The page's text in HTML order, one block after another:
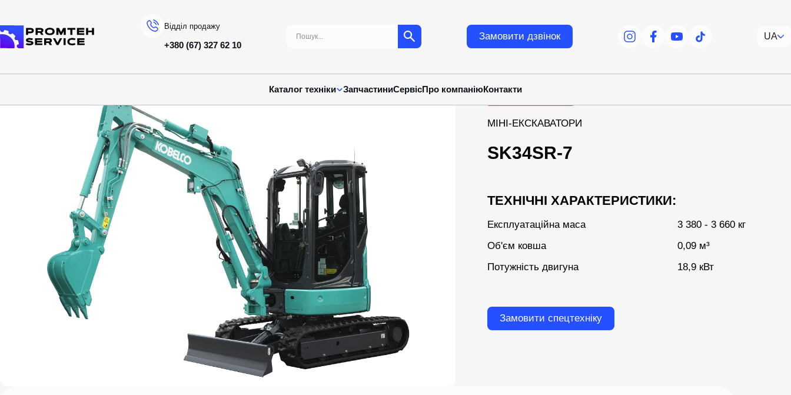
Відділ продажу
+380 (67) 327 62 10
Замовити дзвінок
facebookfacebookyoutubetiktok
UA
Каталог техніки ЗапчастиниСервісПро компаніюКонтакти
КАТАЛОГ ТЕХНІКИ KOBELCO МІНІ-ЕКСКАВАТОРИ SK34SR-7
МІНІ-ЕКСКАВАТОРИ
SK34SR-7
ТЕХНІЧНІ ХАРАКТЕРИСТИКИ:
Експлуатаційна маса
3 380 - 3 660 кг
Об'єм ковша
0,09 м³
Потужність двигуна
18,9 кВт
Замовити спецтехніку